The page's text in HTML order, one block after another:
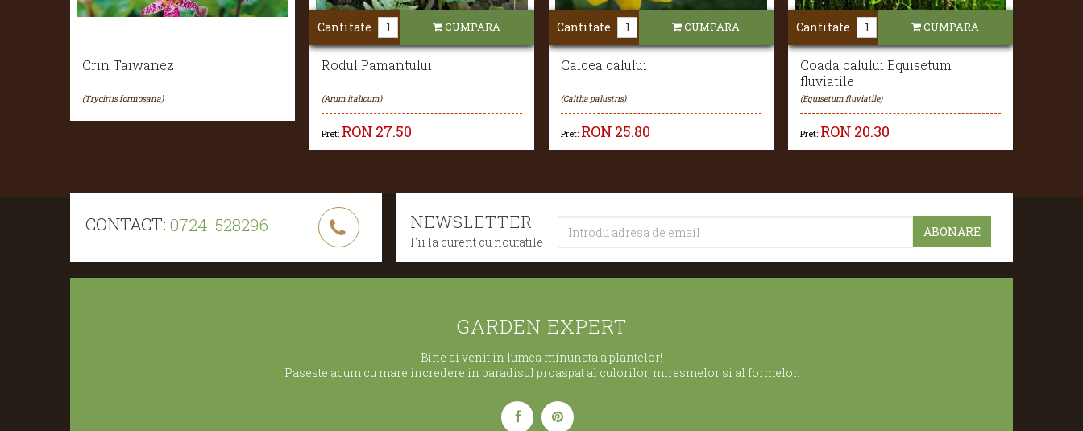
Crin Taiwanez
(Trycirtis formosana)
Rodul Pamantului
(Arum italicum)
Pret: RON 27.50
Cantitate CUMPARA
Calcea calului
(Caltha palustris)
Pret: RON 25.80
Cantitate CUMPARA
Coada calului Equisetum
fluviatile
(Equisetum fluviatile)
Pret: RON 20.30
Cantitate CUMPARA
CONTACT: 0724-528296 NEWSLETTER
Fii la curent cu noutatile
GARDEN EXPERT
Bine ai venit in lumea minunata a plantelor!
Paseste acum cu mare incredere in paradisul proaspat al culorilor, miresmelor si al formelor.